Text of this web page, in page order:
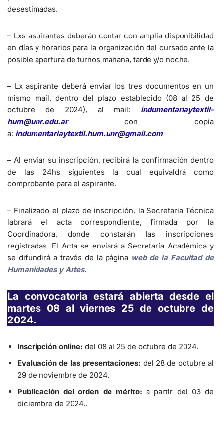
desestimadas.
– Lxs aspirantes deberán contar con amplia disponibilidad
en días y horarios para la organización del cursado ante la
posible apertura de turnos mañana, tarde y/o noche.
– Lx aspirante deberá enviar los tres documentos en un
mismo mail, dentro del plazo establecido (08 al 25 de
octubre de 2024), al mail: indumentariaytextil-
hum@unr.edu.arcon copia
a: indumentariaytextil.hum.unr@gmail.com
– Al enviar su inscripción, recibirá la confirmación dentro
de las 24hs siguientes la cual equivaldrá como
comprobante para el aspirante.
– Finalizado el plazo de inscripción, la Secretaria Técnica
labrará el acta correspondiente, firmada por la
Coordinadora, donde constarán las inscripciones
registradas. El Acta se enviará a Secretaría Académica y
se difundirá a través de la página web de la Facultad de
Humanidades y Artes.
La convocatoria estará abierta desde el
martes 08 al viernes 25 de octubre de
2024.
Inscripción online: del 08 al 25 de octubre de 2024.
Evaluación de las presentaciones: del 28 de octubre al
29 de noviembre de 2024.
Publicación del orden de mérito: a partir del 03 de
diciembre de 2024..